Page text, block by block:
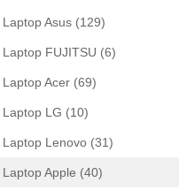
Laptop Asus (129)
Laptop FUJITSU (6)
Laptop Acer (69)
Laptop LG (10)
Laptop Lenovo (31)
Laptop Apple (40)